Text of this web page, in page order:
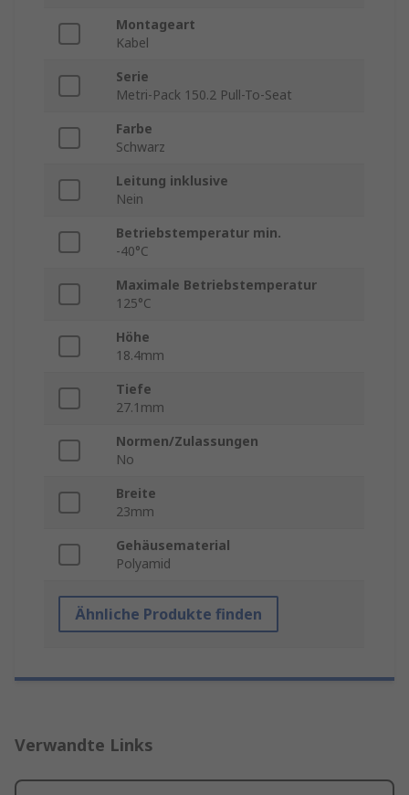
Montageart
Kabel
Serie
Metri-Pack 150.2 Pull-To-Seat
Farbe
Schwarz
Leitung inklusive
Nein
Betriebstemperatur min.
-40°C
Maximale Betriebstemperatur
125°C
Höhe
18.4mm
Tiefe
27.1mm
Normen/Zulassungen
No
Breite
23mm
Gehäusematerial
Polyamid
Ähnliche Produkte finden
Verwandte Links